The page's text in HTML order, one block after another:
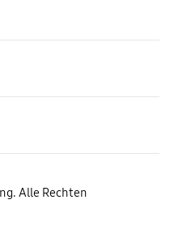
Alle Rechten